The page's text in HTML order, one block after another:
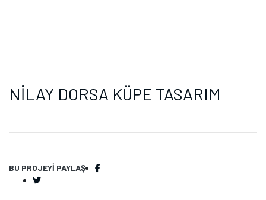
NİLAY DORSA KÜPE TASARIM
BU PROJEYI PAYLAŞ